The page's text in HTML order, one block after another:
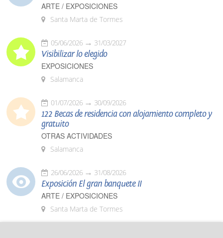
ARTE / EXPOSICIONES
Santa Marta de Tormes
05/06/2026 31/03/2027
Visibilizar lo elegido
EXPOSICIONES
Salamanca
01/07/2026 30/09/2026
122 Becas de residencia con alojamiento completo y
gratuito
OTRAS ACTIVIDADES
Salamanca
26/06/2026 31/08/2026
Exposición El gran banquete II
ARTE / EXPOSICIONES
Santa Marta de Tormes